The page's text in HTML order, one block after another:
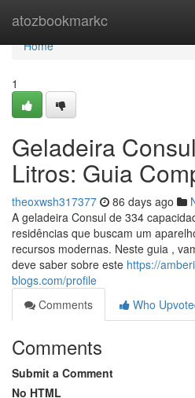
atozbookmarkc
Home
Home
1
Geladeira
Litros: Guia
theoxwsh317377 86 days ago
A geladeira Consul de 334
residências que buscam um
recursos modernas. Neste guia ,
deve saber sobre este https://
blogs.com/profile
Comments
Who
Comments
Submit a Comment
No HTML